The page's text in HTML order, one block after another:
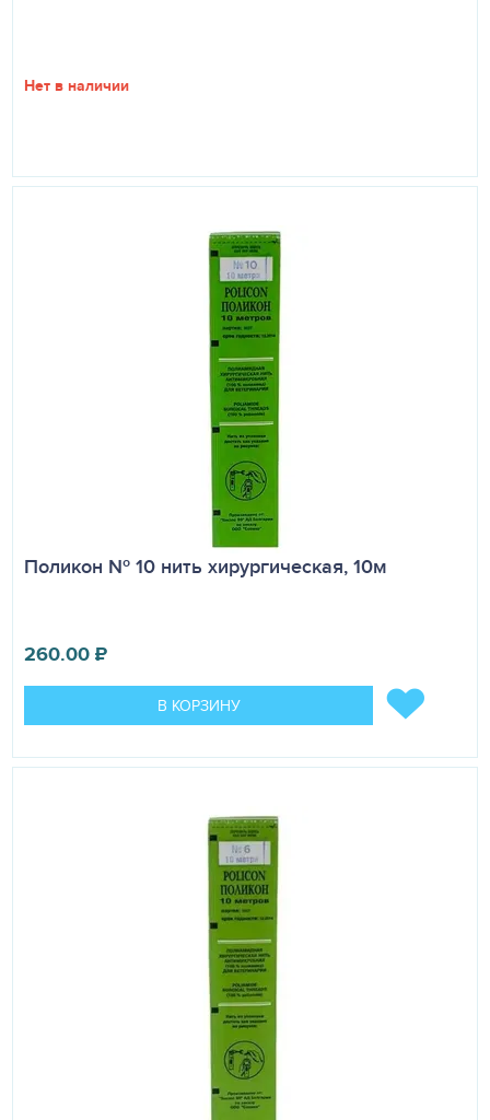
Нет в наличии
Поликон № 10 нить хирургическая, 10м
260.00₽
В КОРЗИНУ